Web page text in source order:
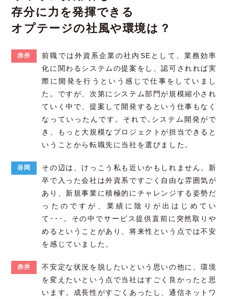
存分に力を発揮できる
オプテージの社風や環境は？
赤井
前職では外資系企業の社内SEとして、業務効率
化に関わるシステムの提案をし、認可されれば実
際に開発を行うという感じで仕事をしていまし
た。ですが、次第にシステム部門が規模縮小され
ていく中で、提案して開発するという仕事もなく
なっていったんです。それで､システム開発がで
き、もっと大規模なプロジェクトが担当できると
いうことから転職先に当社を選びました。
谷岡
その辺は、けっこう私も近いかもしれません。新
卒で入った会社は外資系ですごく自由な雰囲気が
あり、新規事業に積極的にチャレンジする姿勢だ
ったのですが、業績に陰りが出はじめてい
て･･･。その中でサービス提供直前に突然取りや
めるということがあり、将来性という点では不安
を感じていました。
赤井
不安定な状況を脱したいという思いの他に、環境
を変えたいという点で当社はすごく良かったと思
います。成長性がすごくあったし、通信ネットワ